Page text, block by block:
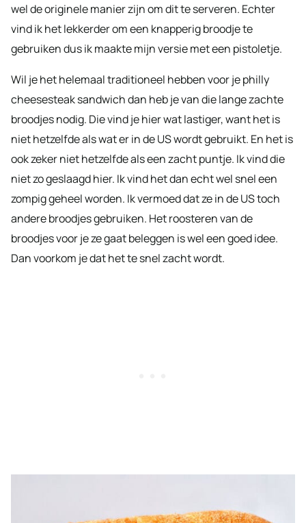
wel de originele manier zijn om dit te serveren. Echter
vind ik het lekkerder om een knapperig broodje te
gebruiken dus ik maakte mijn versie met een pistoletje.
Wil je het helemaal traditioneel hebben voor je philly
cheesesteak sandwich dan heb je van die lange zachte
broodjes nodig. Die vind je hier wat lastiger, want het is
niet hetzelfde als wat er in de US wordt gebruikt. En het is
ook zeker niet hetzelfde als een zacht puntje. Ik vind die
niet zo geslaagd hier. Ik vind het dan echt wel snel een
zompig geheel worden. Ik vermoed dat ze in de US toch
andere broodjes gebruiken. Het roosteren van de
broodjes voor je ze gaat beleggen is wel een goed idee.
Dan voorkom je dat het te snel zacht wordt.